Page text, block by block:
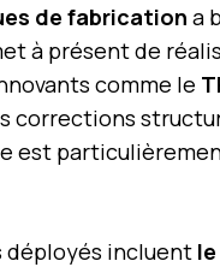
de fabrication a
à présent de
comme le
corrections
est
déployés incluent